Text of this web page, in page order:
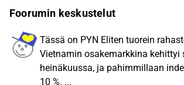
viisikymmenkertaistunut ja
arvopaperimarkkinoilla PYN Elite on
sijoittaja. Rahasto on tehnyt sijoituksia
lisäksi Kiinassa, Indonesiassa ja
Vuodesta 2017 kaikki sijoitukset ovat
Foorumin keskustelut
Tässä on PYN Eliten tuorein
Vietnamin osakemarkkina kehittyi
heinäkuussa, ja pahimmillaan
10 %. ...